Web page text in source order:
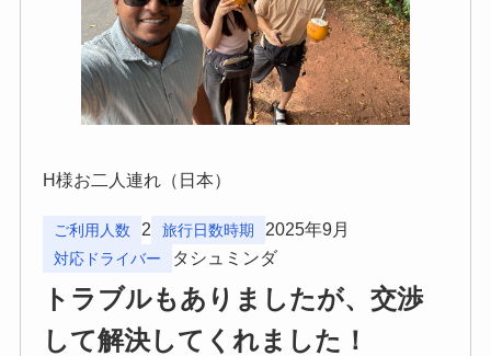
H様お二人連れ（日本）
ご利用人数 2 旅行日数時期 2025年9月
対応ドライバー タシュミンダ
トラブルもありましたが、交渉
して解決してくれました！